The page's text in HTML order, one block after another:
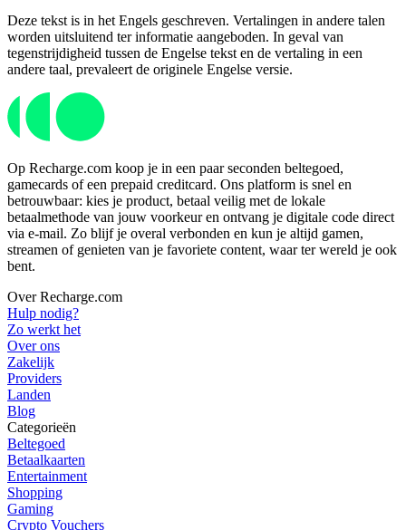
Deze tekst is in het Engels geschreven. Vertalingen in andere talen
worden uitsluitend ter informatie aangeboden. In geval van
tegenstrijdigheid tussen de Engelse tekst en de vertaling in een
andere taal, prevaleert de originele Engelse versie.
Op Recharge.com koop je in een paar seconden beltegoed,
gamecards of een prepaid creditcard. Ons platform is snel en
betrouwbaar: kies je product, betaal veilig met de lokale
betaalmethode van jouw voorkeur en ontvang je digitale code direct
via e-mail. Zo blijf je overal verbonden en kun je altijd gamen,
streamen of genieten van je favoriete content, waar ter wereld je ook
bent.
Over Recharge.com
Hulp nodig?
Zo werkt het
Over ons
Zakelijk
Providers
Landen
Blog
Categorieën
Beltegoed
Betaalkaarten
Entertainment
Shopping
Gaming
Crypto Vouchers